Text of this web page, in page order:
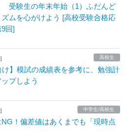
受験生の年末年始（1）ふだんど
ムを心がけよう [高校受験合格応
回]
高校生
け】模試の成績表を参考に、勉強計
プしよう
中学生/高校生
！偏差値はあくまでも「現時点